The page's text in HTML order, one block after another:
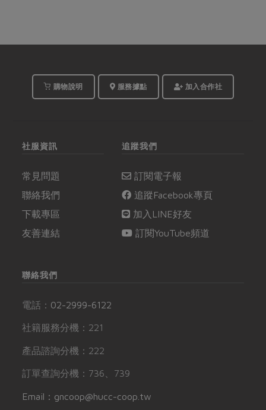
購物說明 服務據點 加入合作社
社服資訊
常見問題
聯絡我們
下載專區
友善連結
追蹤我們
訂閱電子報
追蹤Facebook專頁
加入LINE好友
訂閱YouTube頻道
聯絡我們
電話： 02-2999-6122
社籍服務分機：221
產品諮詢分機：222
訂單查詢分機：736、739
Email：gncoop@hucc-coop.tw